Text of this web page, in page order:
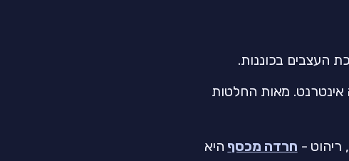
העצבים בכוננות.
מאות החלטות
ריהוט - חרדה מכסף היא